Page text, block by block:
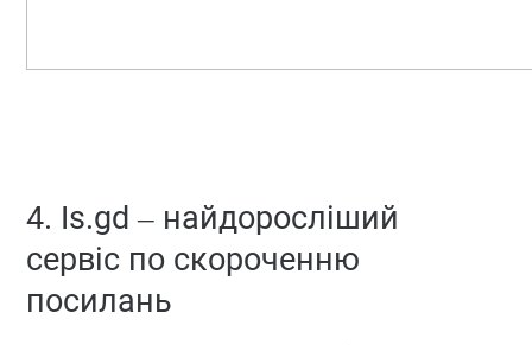
4. Is.gd – найдоросліший
сервіс по скороченню
посилань